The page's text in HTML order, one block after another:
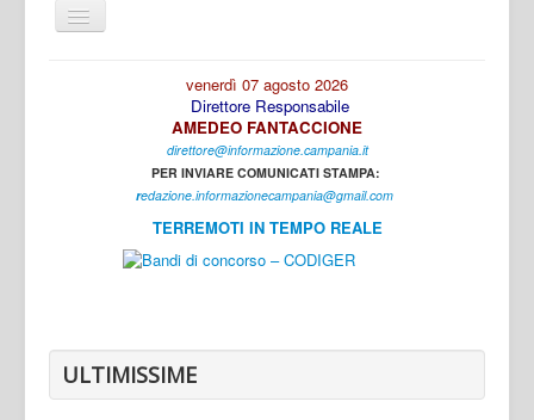
Cambia
navigazione
Caserta
venerdì 07 agosto 2026
Direttore Responsabile
AMEDEO FANTACCIONE
direttore@informazione.campania.it
PER INVIARE COMUNICATI STAMPA:
redazione.informazionecampania@gmail.com
TERREMOTI IN TEMPO REALE
ULTIMISSIME